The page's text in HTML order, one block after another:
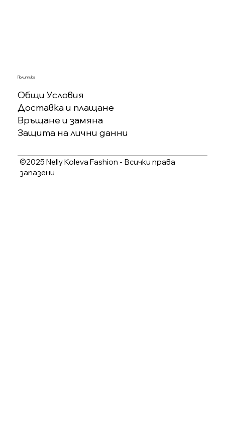
Политика
Общи Условия
Доставка и плащане
Връщане и замяна
Защита на лични данни
©2025 Nelly Koleva Fashion - Всички права
запазени